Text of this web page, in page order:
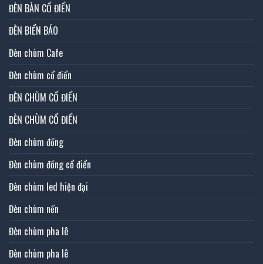
ĐÈN BÀN CỔ ĐIỂN
ĐÈN BIỂN BÁO
Đèn chùm Cafe
Đèn chùm cổ điển
ĐÈN CHÙM CỔ ĐIỂN
ĐÈN CHÙM CỔ ĐIỂN
Đèn chùm đồng
Đèn chùm đồng cổ điển
Đèn chùm led hiện đại
Đèn chùm nến
Đèn chùm pha lê
Đèn chùm pha lê